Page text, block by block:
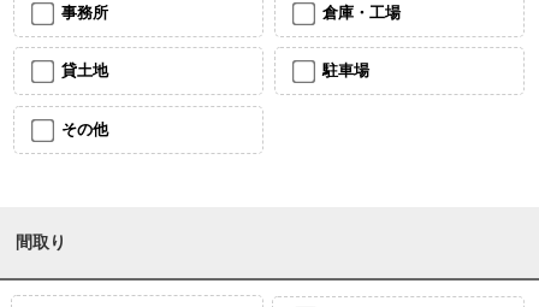
事務所 倉庫・工場
貸土地 駐車場
その他
間取り